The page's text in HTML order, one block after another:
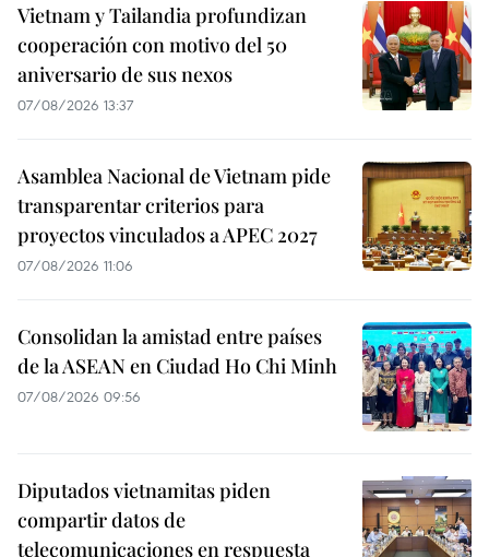
Vietnam y Tailandia profundizan
cooperación con motivo del 50
aniversario de sus nexos
07/08/2026 13:37
Asamblea Nacional de Vietnam pide
transparentar criterios para
proyectos vinculados a APEC 2027
07/08/2026 11:06
Consolidan la amistad entre países
de la ASEAN en Ciudad Ho Chi Minh
07/08/2026 09:56
Diputados vietnamitas piden
compartir datos de
telecomunicaciones en respuesta